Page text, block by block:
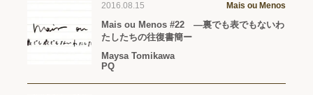
2016.08.15 Mais ou Menos
Mais ou Menos #22 —裏でも表でもないわ
たしたちの往復書簡ー
Maysa Tomikawa
PQ